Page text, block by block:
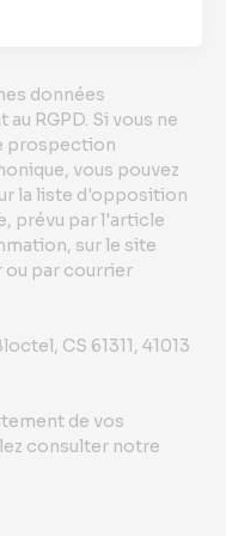
données
RGPD. Si vous ne
prospection
vous pouvez
la liste d'opposition
prévu par l'article
sur le site
par courrier
CS 61311, 41013
de vos
consulter notre